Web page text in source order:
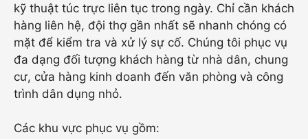
kỹ thuật túc trực liên tục trong ngày. Chỉ cần khách
hàng liên hệ, đội thợ gần nhất sẽ nhanh chóng có
mặt để kiểm tra và xử lý sự cố. Chúng tôi phục vụ
đa dạng đối tượng khách hàng từ nhà dân, chung
cư, cửa hàng kinh doanh đến văn phòng và công
trình dân dụng nhỏ.
Các khu vực phục vụ gồm: